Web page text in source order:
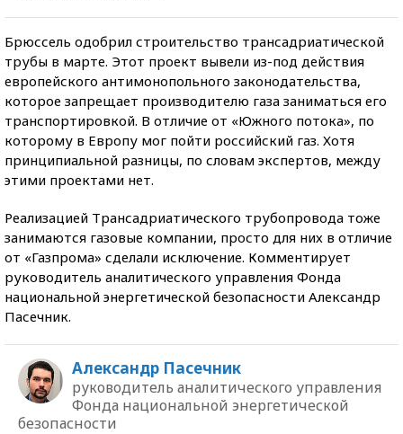
Брюссель одобрил строительство трансадриатической
трубы в марте. Этот проект вывели из-под действия
европейского антимонопольного законодательства,
которое запрещает производителю газа заниматься его
транспортировкой. В отличие от «Южного потока», по
которому в Европу мог пойти российский газ. Хотя
принципиальной разницы, по словам экспертов, между
этими проектами нет.
Реализацией Трансадриатического трубопровода тоже
занимаются газовые компании, просто для них в отличие
от «Газпрома» сделали исключение. Комментирует
руководитель аналитического управления Фонда
национальной энергетической безопасности Александр
Пасечник.
Александр Пасечник
руководитель аналитического управления
Фонда национальной энергетической
безопасности